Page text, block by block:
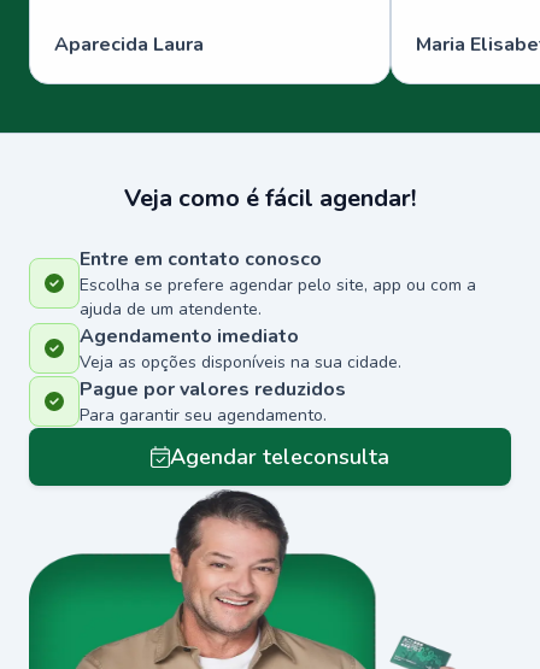
Aparecida Laura Maria
Veja como é fácil agendar!
Entre em contato conosco
Escolha se prefere agendar pelo site, app ou com a
ajuda de um atendente.
Agendamento imediato
Veja as opções disponíveis na sua cidade.
Pague por valores reduzidos
Para garantir seu agendamento.
Agendar teleconsulta